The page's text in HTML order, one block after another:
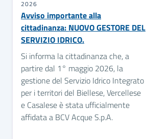
2026
Avviso importante alla
cittadinanza: NUOVO GESTORE DEL
SERVIZIO IDRICO.
Si informa la cittadinanza che, a
partire dal 1° maggio 2026, la
gestione del Servizio Idrico Integrato
per i territori del Biellese, Vercellese
e Casalese è stata ufficialmente
affidata a BCV Acque S.p.A.